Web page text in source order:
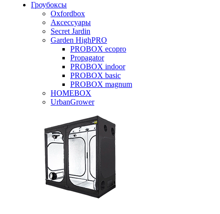
Гроубоксы
Oxfordbox
Аксессуары
Secret Jardin
Garden HighPRO
PROBOX ecopro
Propagator
PROBOX indoor
PROBOX basic
PROBOX magnum
HOMEBOX
UrbanGrower